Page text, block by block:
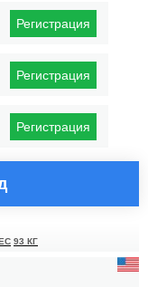
Регистрация
Регистрация
Регистрация
93 КГ